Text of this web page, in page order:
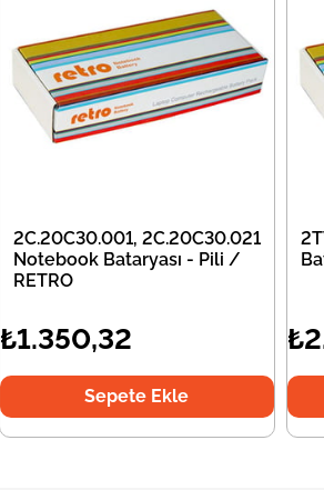
2C.20C30.001, 2C.20C30.021
Notebook Bataryası - Pili /
RETRO
₺1.350,32
Sepete Ekle